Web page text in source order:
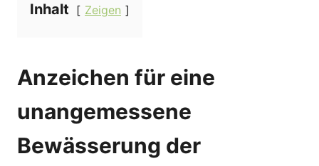
Inhalt Zeigen
Anzeichen für eine
unangemessene
Bewässerung der